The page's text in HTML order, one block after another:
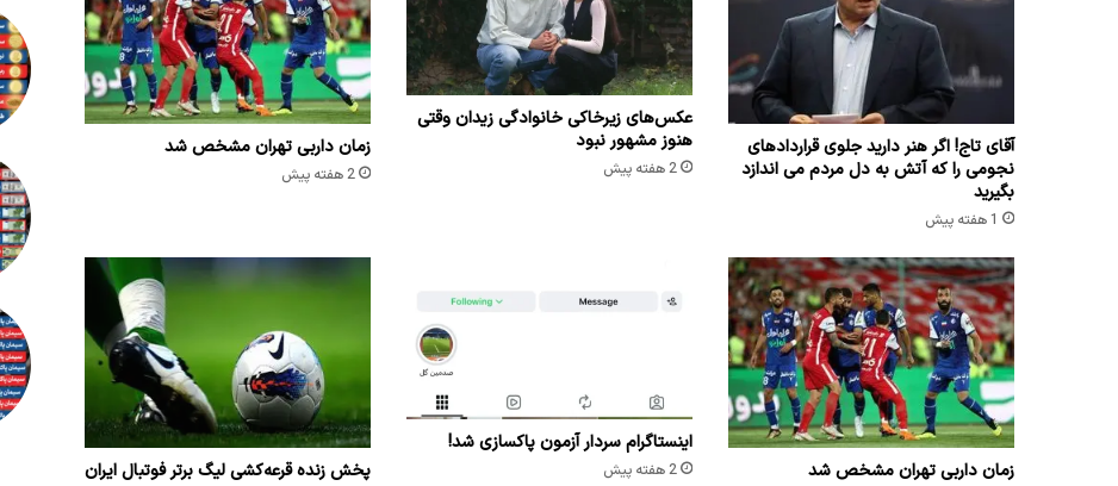
آقای تاج! اگر هنر دارید جلوی قراردادهای
نجومی را که آتش به دل مردم می اندازد
بگیرید
1 هفته پیش
عکس‌های زیرخاکی خانوادگی زیدان وقتی
هنوز مشهور نبود
2 هفته پیش
زمان داربی تهران مشخص شد
2 هفته پیش
زمان داربی تهران مشخص شد
اینستاگرام سردار آزمون پاکسازی شد!
2 هفته پیش پخش زنده قرعه‌کشی لیگ برتر فوتبال ایران